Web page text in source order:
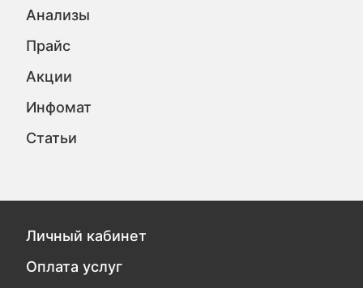
Анализы
Прайс
Акции
Инфомат
Статьи
Личный кабинет
Оплата услуг